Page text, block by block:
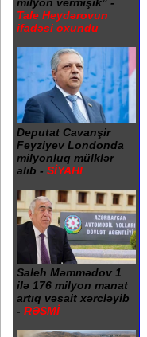
milyon vermişik” -
Tale Heydərovun
ifadəsi oxundu
Deputat Cavanşir
Feyziyev Londonda
milyonluq mülklər
alıb - SİYAHI
Saleh Məmmədov 1
ilə 176 milyon manat
artıq vəsait xərcləyib
- RƏSMİ